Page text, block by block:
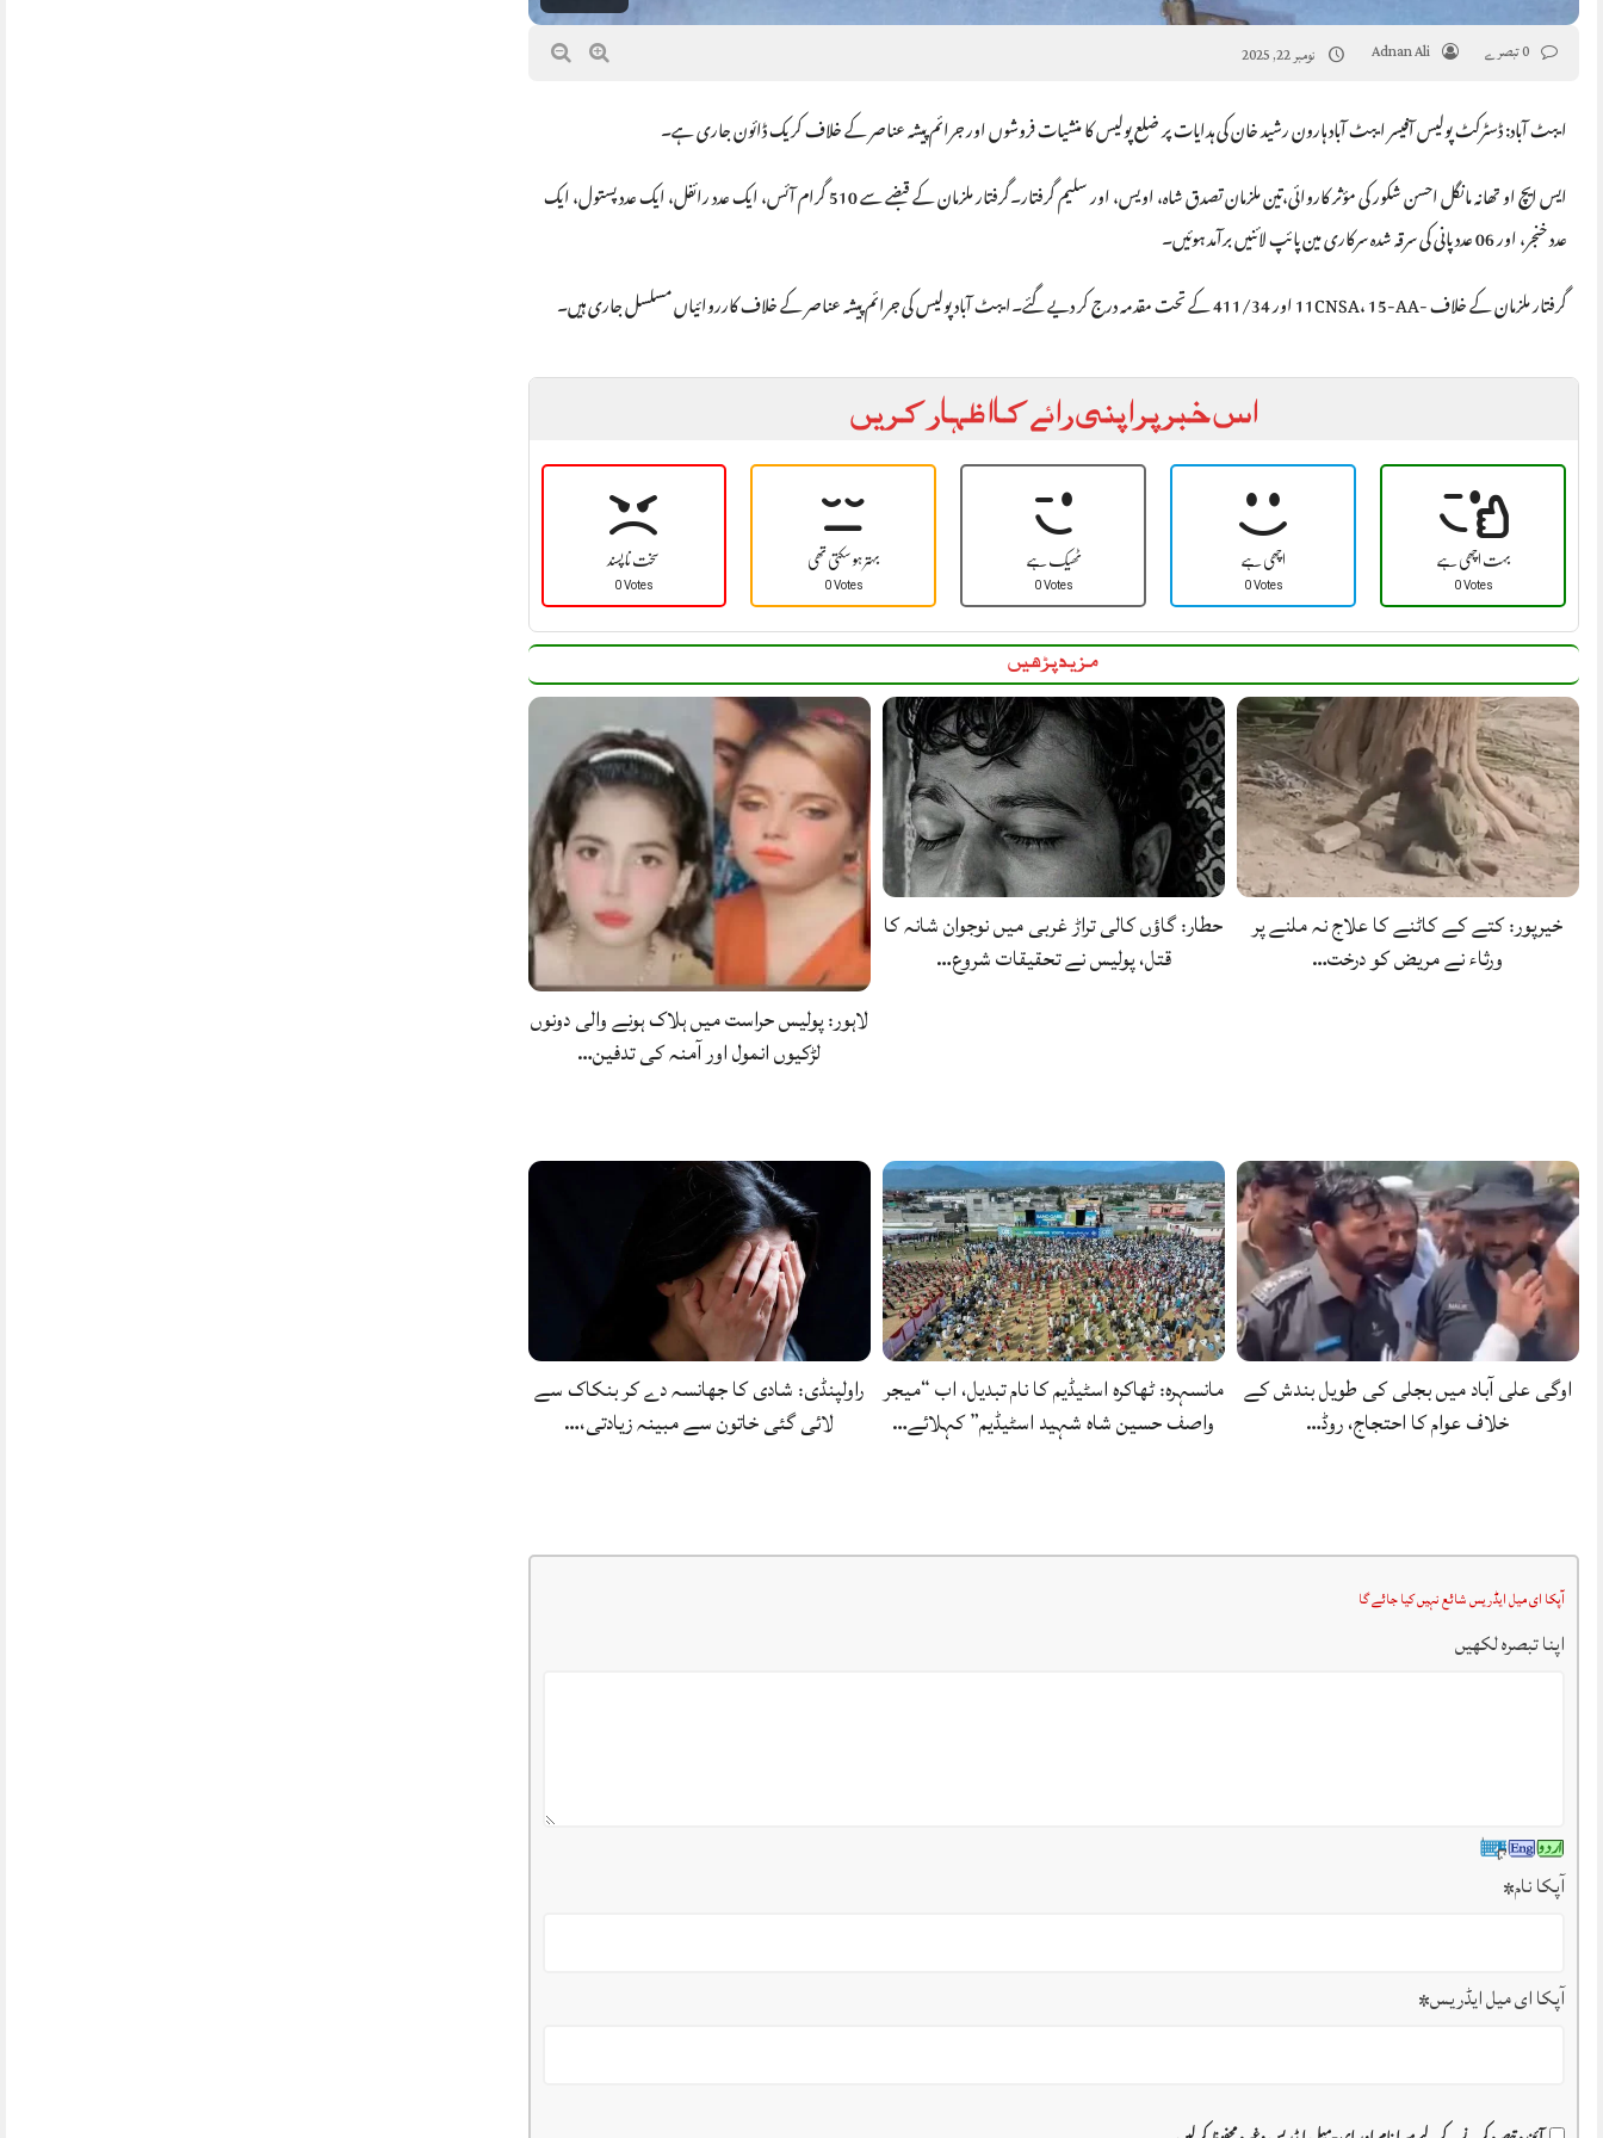
Adnan Ali نومبر 22, 2025
ایبٹ آباد: ڈسٹرکٹ پولیس آفیسر ایبٹ آباد ہارون رشید خان کی ہدایات پر ضلع پولیس کا منشیات فروشوں اور جرائم پیشہ عناصر کے خلاف کریک ڈائون جاری ہے۔
ایس ایچ او تھانہ مانگل احسن شکور کی مؤثر کاروائی،تین ملزمان تصدق شاہ، اویس، اور سلیم گرفتار۔گرفتار ملزمان کے قبضے سے 510 گرام آئس، ایک عدد رائفل، ایک عدد پستول، ایک
عدد خنجر، اور 06 عدد پانی کی سرقہ شدہ سرکاری مین پائپ لائنیں برآمد ہوئیں۔
گرفتار ملزمان کے خلاف -11CNSA، 15-AA اور 411/34 کے تحت مقدمہ درج کر دیے گئے۔ایبٹ آباد پولیس کی جرائم پیشہ عناصر کے خلاف کارروائیاں مسلسل جاری ہیں۔
اس خبر پر اپنی رائے کا اظہار کریں
سخت نا پسند
0 Votes
بہتر ہو سکتی تھی
0 Votes
ٹھیک ہے
0 Votes
اچھی ہے
0 Votes
بہت اچھی ہے
0 Votes
مزید پڑھیں
خیرپور: کتے کے کاٹنے کا علاج نہ ملنے پر
ورثاء نے مریض کو درخت…
حطار: گاؤں کالی تراڑ غربی میں نوجوان شانہ کا
قتل، پولیس نے تحقیقات شروع…
لاہور: پولیس حراست میں ہلاک ہونے والی دونوں
لڑکیوں انمول اور آمنہ کی تدفین…
اوگی علی آباد میں بجلی کی طویل بندش کے
خلاف عوام کا احتجاج، روڈ…
مانسہرہ: ٹھاکرہ اسٹیڈیم کا نام تبدیل، اب “میجر
واصف حسین شاہ شہید اسٹیڈیم” کہلائے…
راولپنڈی: شادی کا جھانسہ دے کر بنکاک سے
لائی گئی خاتون سے مبینہ زیادتی،…
آپکا ای میل ایڈریس شائع نہیں کیا جائے گا
اپنا تبصرہ لکھیں
آپکا نام*
آپکا ای میل ایڈریس*